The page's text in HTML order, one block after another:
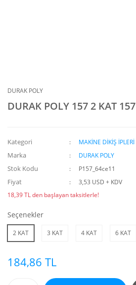
DURAK POLY
DURAK POLY 157 2 KAT 157
Kategori MAKİNE DİKİŞ İPLERİ
Marka DURAK POLY
Stok Kodu P157_64ce11
Fiyat
3,53 USD + KDV
18,39 TL den başlayan taksitlerle!
Seçenekler
2 KAT 3 KAT 4 KAT 6 KAT
184,86 TL